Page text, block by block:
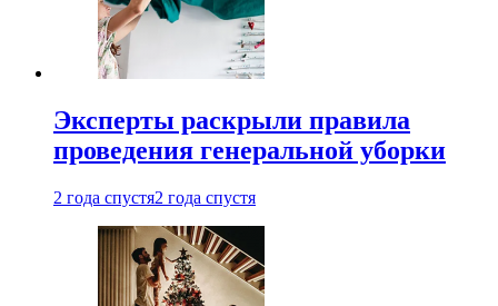
Эксперты раскрыли правила
проведения генеральной уборки
2 года спустя2 года спустя